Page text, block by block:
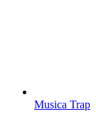
Musica Trap